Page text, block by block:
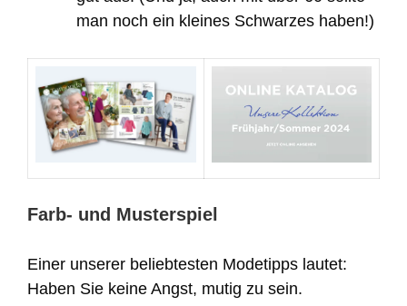
man noch ein kleines Schwarzes haben!)
Farb- und Musterspiel
Einer unserer beliebtesten Modetipps lautet:
Haben Sie keine Angst, mutig zu sein.